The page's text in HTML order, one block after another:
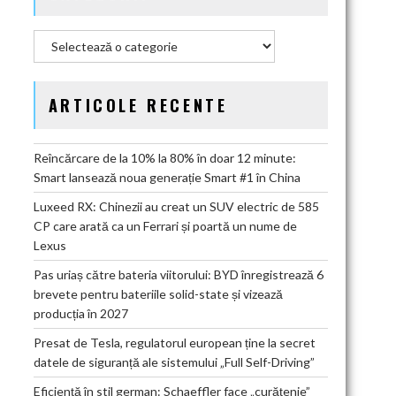
ARTICOLE RECENTE
Reîncărcare de la 10% la 80% în doar 12 minute:
Smart lansează noua generație Smart #1 în China
Luxeed RX: Chinezii au creat un SUV electric de 585
CP care arată ca un Ferrari și poartă un nume de
Lexus
Pas uriaș către bateria viitorului: BYD înregistrează 6
brevete pentru bateriile solid-state și vizează
producția în 2027
Presat de Tesla, regulatorul european ține la secret
datele de siguranță ale sistemului „Full Self-Driving”
Eficiență în stil german: Schaeffler face „curățenie”